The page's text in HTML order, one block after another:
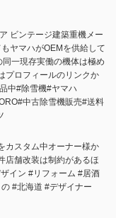
ビンテージ建築重機メー
ヤマハがOEMを供給して
一現存実働の機体は極め
プロフィールのリンクか
中#除雪機#ヤマハ
中古除雪機販売#送料
カスタム中オーナー様か
店舗改装は制約があるほ
イン #リフォーム #居酒
#北海道 #デザイナー